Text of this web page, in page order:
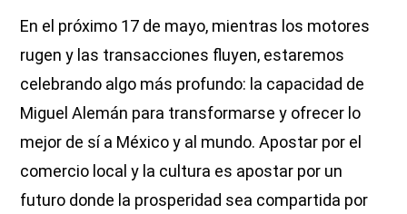
En el próximo 17 de mayo, mientras los motores
rugen y las transacciones fluyen, estaremos
celebrando algo más profundo: la capacidad de
Miguel Alemán para transformarse y ofrecer lo
mejor de sí a México y al mundo. Apostar por el
comercio local y la cultura es apostar por un
futuro donde la prosperidad sea compartida por